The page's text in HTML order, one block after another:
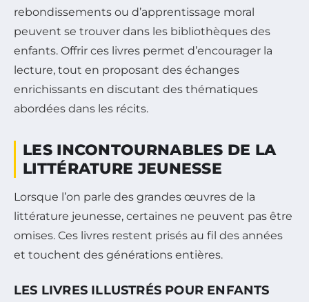
rebondissements ou d’apprentissage moral
peuvent se trouver dans les bibliothèques des
enfants. Offrir ces livres permet d’encourager la
lecture, tout en proposant des échanges
enrichissants en discutant des thématiques
abordées dans les récits.
LES INCONTOURNABLES DE LA
LITTÉRATURE JEUNESSE
Lorsque l’on parle des grandes œuvres de la
littérature jeunesse, certaines ne peuvent pas être
omises. Ces livres restent prisés au fil des années
et touchent des générations entières.
LES LIVRES ILLUSTRÉS POUR ENFANTS